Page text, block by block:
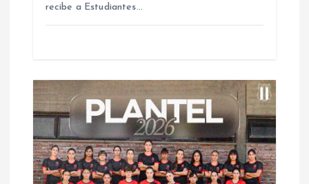
d
a
s
recibe a Estudiantes…